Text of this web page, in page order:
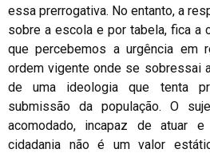
essa prerrogativa. No entanto, a
sobre a escola e por tabela, fica a
que percebemos a urgência em
ordem vigente onde se sobressai
de uma ideologia que tenta
submissão da população. O
acomodado, incapaz de atuar
cidadania não é um valor